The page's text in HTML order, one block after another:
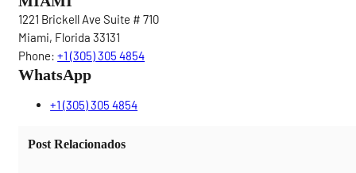
1221 Brickell Ave Suite # 710
Miami, Florida 33131
Phone: +1 (305) 305 4854
WhatsApp
+1 (305) 305 4854
Post Relacionados